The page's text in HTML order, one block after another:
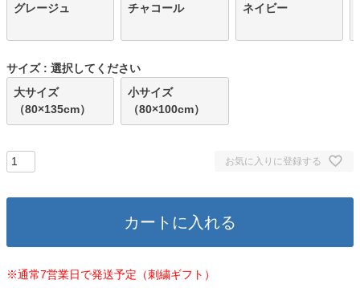
グレージュ チャコール ネイビー
サイズ
選択してください
大サイズ
（80×135cm）
小サイズ
（80×100cm）
お気に入りに登録する
カートに入れる
※通常7営業日で発送予定（刺繍ギフト）